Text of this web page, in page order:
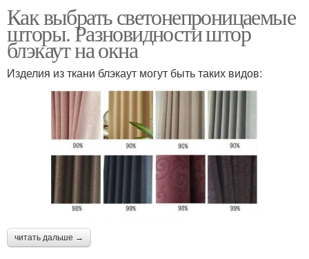
Как выбрать светонепроницаемые
шторы. Разновидности штор
блэкаут на окна
Изделия из ткани блэкаут могут быть таких видов:
читать дальше →